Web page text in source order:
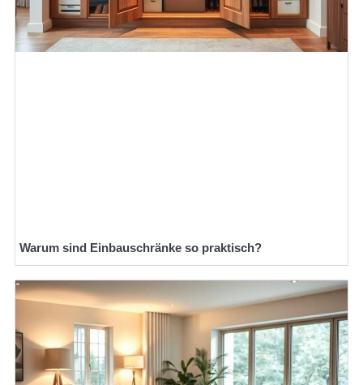
Warum sind Einbauschränke so praktisch?